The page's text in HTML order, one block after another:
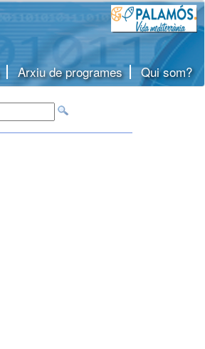
Arxiu de programes Qui som?